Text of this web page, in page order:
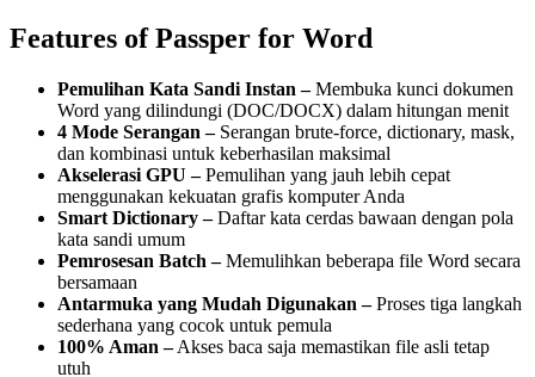
Features of Passper for Word
Pemulihan Kata Sandi Instan –Membuka kunci dokumen
Word yang dilindungi (DOC/DOCX) dalam hitungan menit
4 Mode Serangan –Serangan brute-force, dictionary, mask,
dan kombinasi untuk keberhasilan maksimal
Akselerasi GPU –Pemulihan yang jauh lebih cepat
menggunakan kekuatan grafis komputer Anda
Smart Dictionary –Daftar kata cerdas bawaan dengan pola
kata sandi umum
Pemrosesan Batch –Memulihkan beberapa file Word secara
bersamaan
Antarmuka yang Mudah Digunakan –Proses tiga langkah
sederhana yang cocok untuk pemula
100% Aman –Akses baca saja memastikan file asli tetap
utuh